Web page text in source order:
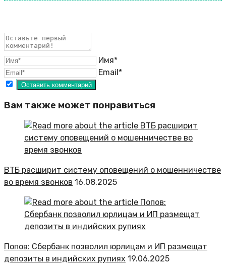
Имя*
Email*
Вам также может понравиться
ВТБ расширит систему оповещений о мошенничестве
во время звонков 16.08.2025
Попов: Сбербанк позволил юрлицам и ИП размещат
депозиты в индийских рупиях 19.06.2025